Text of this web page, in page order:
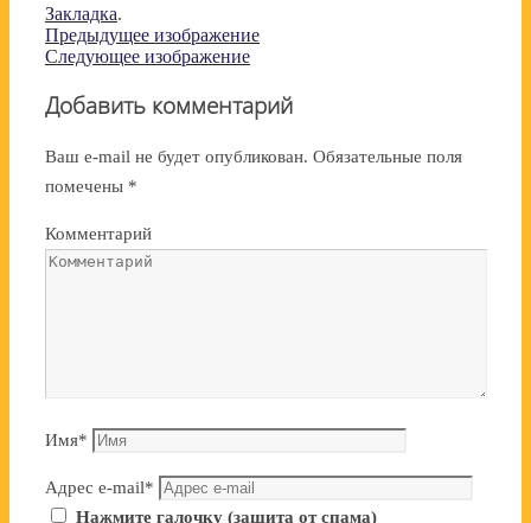
Закладка.
Предыдущее изображение
Следующее изображение
Добавить комментарий
Ваш e-mail не будет опубликован. Обязательные поля
помечены *
Комментарий
Имя*
Адрес e-mail*
Нажмите галочку (защита от спама)